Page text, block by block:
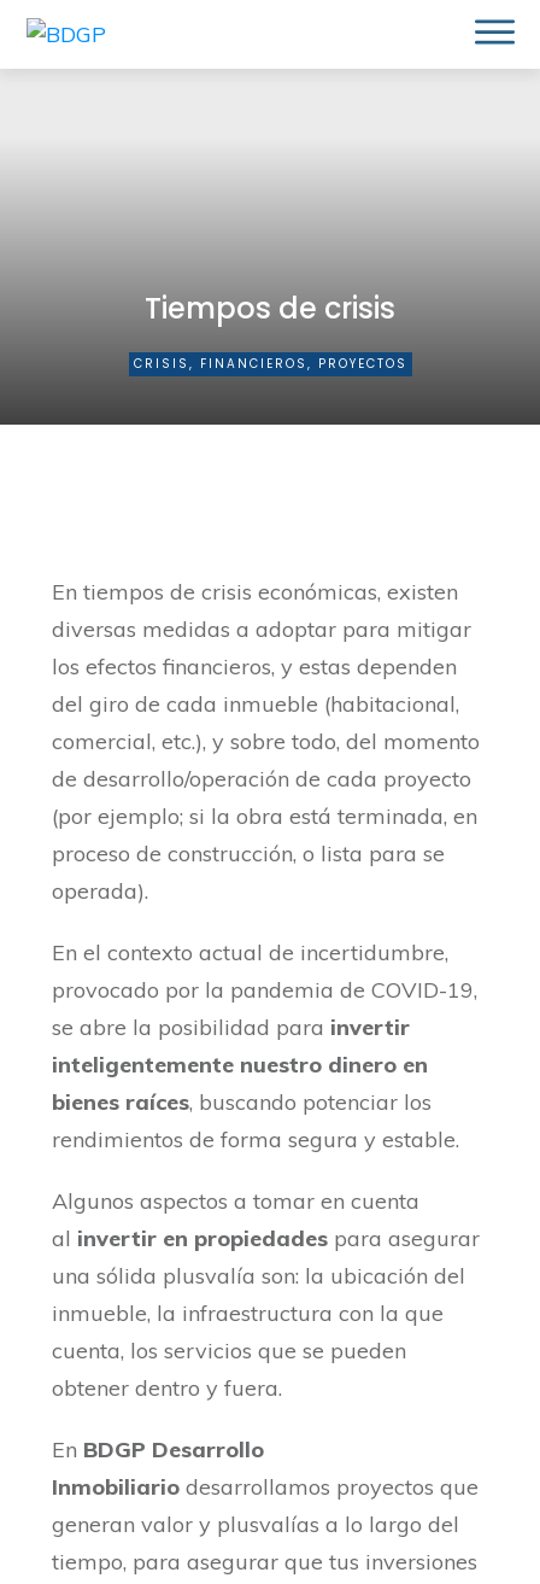
Tiempos de crisis
CRISIS, FINANCIEROS, PROYECTOS
En tiempos de crisis económicas, existen
diversas medidas a adoptar para mitigar
los efectos financieros, y estas dependen
del giro de cada inmueble (habitacional,
comercial, etc.), y sobre todo, del momento
de desarrollo/operación de cada proyecto
(por ejemplo; si la obra está terminada, en
proceso de construcción, o lista para se
operada).
En el contexto actual de incertidumbre,
provocado por la pandemia de COVID-19,
se abre la posibilidad para invertir
inteligentemente nuestro dinero en
bienes raíces, buscando potenciar los
rendimientos de forma segura y estable.
Algunos aspectos a tomar en cuenta
al invertir en propiedades para asegurar
una sólida plusvalía son: la ubicación del
inmueble, la infraestructura con la que
cuenta, los servicios que se pueden
obtener dentro y fuera.
En BDGP Desarrollo
Inmobiliario desarrollamos proyectos que
generan valor y plusvalías a lo largo del
tiempo, para asegurar que tus inversiones